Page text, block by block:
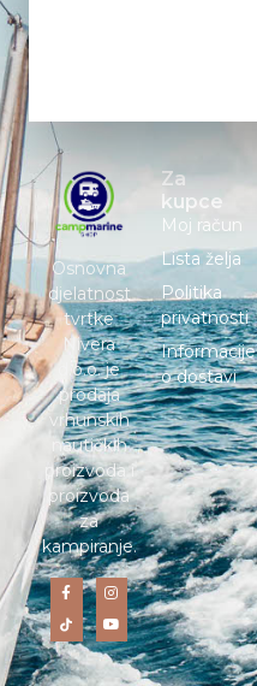
Osnovna
djelatnost
tvrtke
Nivera
d.o.o. je
prodaja
vrhunskih
nautičkih
proizvoda i
proizvoda
za
kampiranje.
Za
kupce
Moj račun
Lista želja
Politika
privatnosti
Informacije
o dostavi